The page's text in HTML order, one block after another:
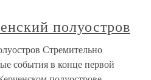
полуостров
Стремительно
события в конце первой